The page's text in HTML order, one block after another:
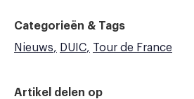
Categorieën & Tags
Nieuws
DUIC Tour de France
Artikel delen op